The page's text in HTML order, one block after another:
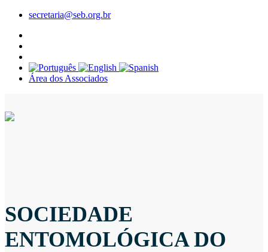
secretaria@seb.org.br
Área dos Associados
SOCIEDADE
ENTOMOLÓGICA DO